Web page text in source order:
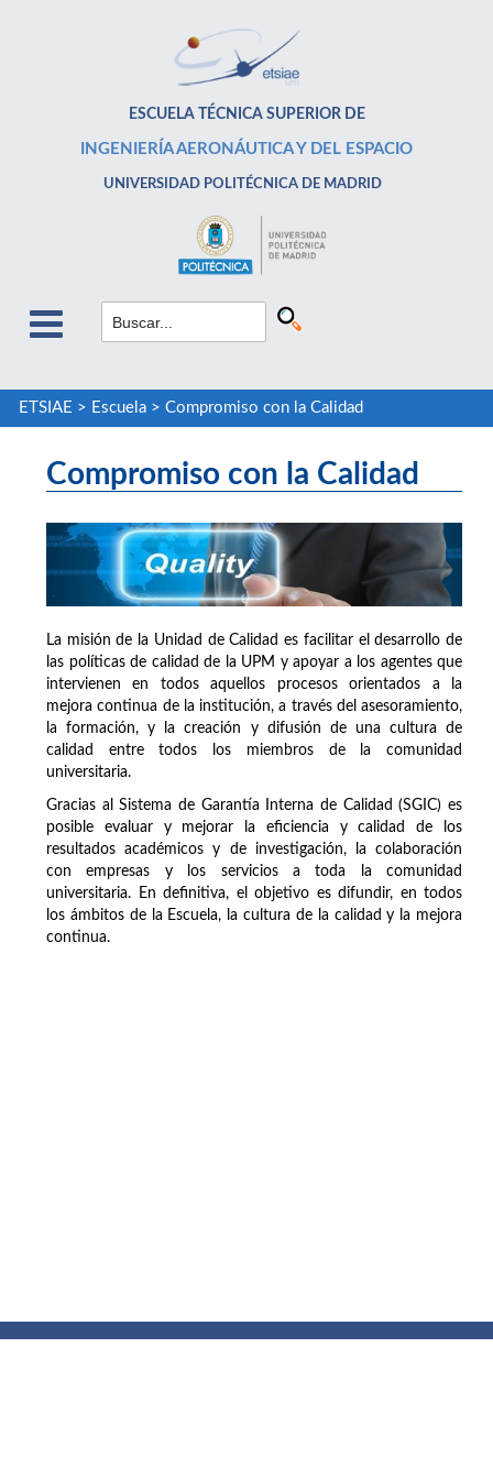
ESCUELA TÉCNICA SUPERIOR DE
INGENIERÍA AERONÁUTICA Y DEL ESPACIO
UNIVERSIDAD POLITÉCNICA DE MADRID
ETSIAE > Escuela> Compromiso con la Calidad
Compromiso con la Calidad
La misión de la Unidad de Calidad es facilitar el desarrollo de
las políticas de calidad de la UPM y apoyar a los agentes que
intervienen en todos aquellos procesos orientados a la
mejora continua de la institución, a través del asesoramiento,
la formación, y la creación y difusión de una cultura de
calidad entre todos los miembros de la comunidad
universitaria.
Gracias al Sistema de Garantía Interna de Calidad (SGIC) es
posible evaluar y mejorar la eficiencia y calidad de los
resultados académicos y de investigación, la colaboración
con empresas y los servicios a toda la comunidad
universitaria. En definitiva, el objetivo es difundir, en todos
los ámbitos de la Escuela, la cultura de la calidad y la mejora
continua.